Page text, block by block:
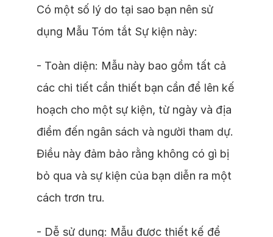
Có một số lý do tại sao bạn nên sử
dụng Mẫu Tóm tắt Sự kiện này:
- Toàn diện: Mẫu này bao gồm tất cả
các chi tiết cần thiết bạn cần để lên kế
hoạch cho một sự kiện, từ ngày và địa
điểm đến ngân sách và người tham dự.
Điều này đảm bảo rằng không có gì bị
bỏ qua và sự kiện của bạn diễn ra một
cách trơn tru.
- Dễ sử dụng: Mẫu được thiết kế để